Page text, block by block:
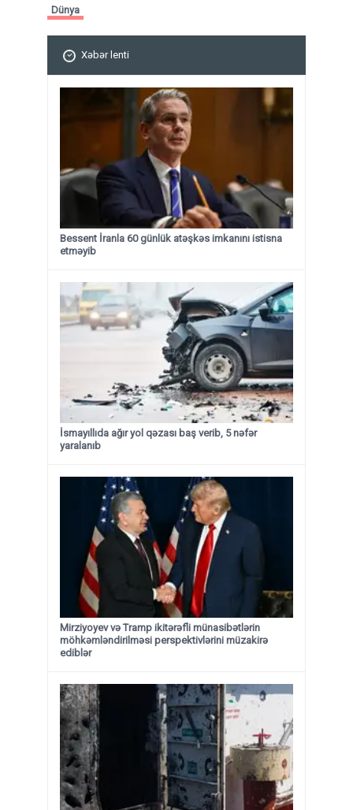
Dünya
Xəbər lenti
Bessent İranla 60 günlük atəşkəs imkanını istisna
etməyib
İsmayıllıda ağır yol qəzası baş verib, 5 nəfər
yaralanıb
Mirziyoyev və Tramp ikitərəfli münasibətlərin
möhkəmləndirilməsi perspektivlərini müzakirə
ediblər